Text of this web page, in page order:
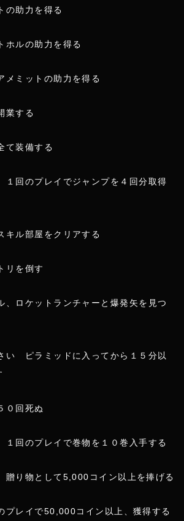
助力を得る
ルの助力を得る
ミットの助力を得る
する
装備する
回のプレイでジャンプを４回分取得
ル部屋をクリアする
を倒す
ロケットランチャーと爆発矢を見つ
い ピラミッドに入ってから１５分以
回死ぬ
回のプレイで巻物を１０巻入手する
り物として5,000コイン以上を捧げる
レイで50,000コイン以上、獲得する